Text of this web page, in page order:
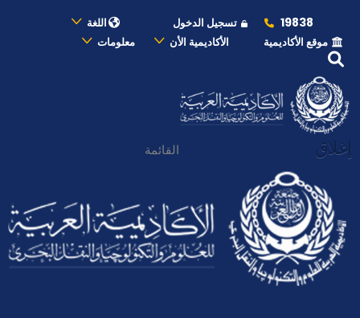
19838 تسجيل الدخول
اللغة
موقع الأكاديمية
الأكاديمية الأن معلومات
إغلاق القائمة